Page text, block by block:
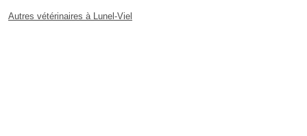
Autres vétérinaires à Lunel-Viel